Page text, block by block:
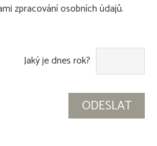
zpracování osobních údajů.
Jaký je dnes rok?